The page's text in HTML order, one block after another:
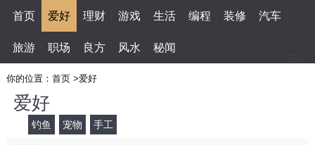
首页 爱好 理财 游戏 生活 编程 装修 汽车
旅游 职场 良方 风水 秘闻
你的位置： 首页 >爱好
爱好
钓鱼 宠物 手工